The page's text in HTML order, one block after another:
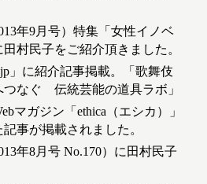
年9月号）特集「女性イノベ
村民子をご紹介頂きました。
」に紹介記事掲載。「歌舞伎
なぐ 伝統芸能の道具ラボ」
マガジン「ethica（エシカ）」
事が掲載されました。
年8月号 No.170）に田村民子